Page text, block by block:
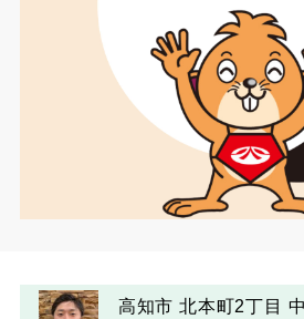
高知市 北本町2丁目